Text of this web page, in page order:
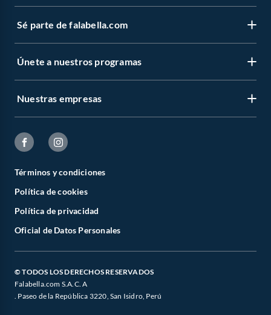
Sé parte de falabella.com
Únete a nuestros programas
Nuestras empresas
Términos y condiciones
Política de cookies
Política de privacidad
Oficial de Datos Personales
© TODOS LOS DERECHOS RESERVADOS
Falabella.com S.A.C. A
. Paseo de la República 3220, San Isidro, Perú